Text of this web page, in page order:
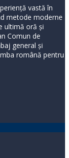
vastă în
metode moderne
ultimă oră și
Comun de
general şi
română pentru